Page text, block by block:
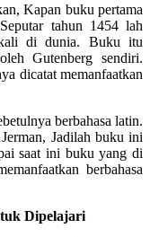
Kapan buku pertama
tahun 1454 lah
di dunia. Buku itu
Gutenberg sendiri.
dicatat memanfaatkan
berbahasa latin.
Jadilah buku ini
saat ini buku yang di
berbahasa
Dipelajari